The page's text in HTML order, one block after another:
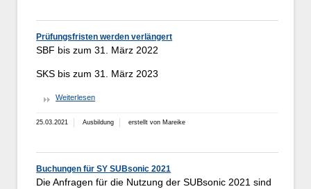
Prüfungsfristen werden verlängert
SBF bis zum 31. März 2022
SKS bis zum 31. März 2023
Weiterlesen
25.03.2021 Ausbildung erstellt von Mareike
Buchungen für SY SUBsonic 2021
Die Anfragen für die Nutzung der SUBsonic 2021 sind